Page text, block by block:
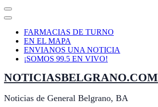
FARMACIAS DE TURNO
EN EL MAPA
ENVIANOS UNA NOTICIA
¡SOMOS 99.5 EN VIVO!
NOTICIASBELGRANO.COM
Noticias de General Belgrano, BA